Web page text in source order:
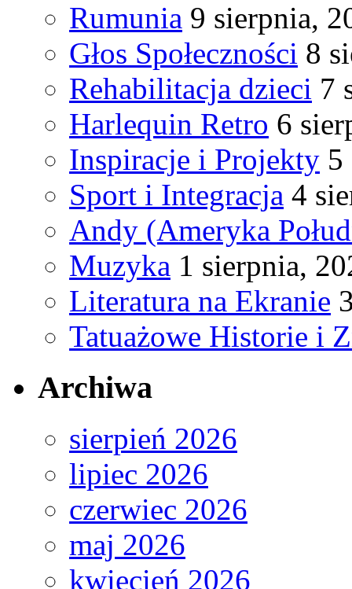
Rumunia 9 sierpnia,
Głos Społeczności 8
Rehabilitacja dzieci 7
Harlequin Retro 6
Inspiracje i Projekty 5
Sport i Integracja 4
Andy (Ameryka
Muzyka 1 sierpnia,
Literatura na Ekranie
Tatuażowe Historie i
Archiwa
sierpień 2026
lipiec 2026
czerwiec 2026
maj 2026
kwiecień 2026